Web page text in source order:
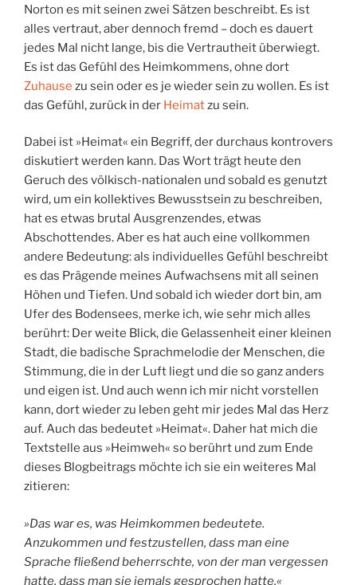
Norton es mit seinen zwei Sätzen beschreibt. Es ist
alles vertraut, aber dennoch fremd – doch es dauert
jedes Mal nicht lange, bis die Vertrautheit überwiegt.
Es ist das Gefühl des Heimkommens, ohne dort
Zuhause zu sein oder es je wieder sein zu wollen. Es ist
das Gefühl, zurück in der Heimatzu sein.
Dabei ist »Heimat« ein Begriff, der durchaus kontrovers
diskutiert werden kann. Das Wort trägt heute den
Geruch des völkisch-nationalen und sobald es genutzt
wird, um ein kollektives Bewusstsein zu beschreiben,
hat es etwas brutal Ausgrenzendes, etwas
Abschottendes. Aber es hat auch eine vollkommen
andere Bedeutung: als individuelles Gefühl beschreibt
es das Prägende meines Aufwachsens mit all seinen
Höhen und Tiefen. Und sobald ich wieder dort bin, am
Ufer des Bodensees, merke ich, wie sehr mich alles
berührt: Der weite Blick, die Gelassenheit einer kleinen
Stadt, die badische Sprachmelodie der Menschen, die
Stimmung, die in der Luft liegt und die so ganz anders
und eigen ist. Und auch wenn ich mir nicht vorstellen
kann, dort wieder zu leben geht mir jedes Mal das Herz
auf. Auch das bedeutet »Heimat«. Daher hat mich die
Textstelle aus »Heimweh« so berührt und zum Ende
dieses Blogbeitrags möchte ich sie ein weiteres Mal
zitieren:
»Das war es, was Heimkommen bedeutete.
Anzukommen und festzustellen, dass man eine
Sprache fließend beherrschte, von der man vergessen
hatte, dass man sie jemals gesprochen hatte.«